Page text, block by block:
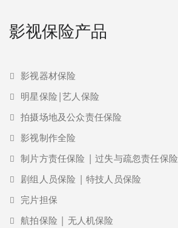
影视保险产品
影视器材保险
明星保险|艺人保险
拍摄场地及公众责任保险
影视制作全险
制片方责任保险 | 过失与疏忽责任保险
剧组人员保险 | 特技人员保险
完片担保
航拍保险 | 无人机保险